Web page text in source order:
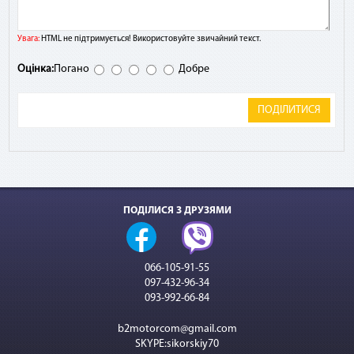
Увага:HTML не підтримується! Використовуйте звичайний текст.
Оцінка:Погано Добре
ПОДІЛИТИСЯ
ПОДІЛИСЯ З ДРУЗЯМИ
066-105-91-55
097-432-96-34
093-992-66-84
b2motorcom@gmail.com
SKYPE:sikorskiy70